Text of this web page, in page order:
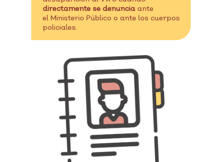
directamente se denunciaante
el Ministerio Público o ante los cuerpos
policiales.